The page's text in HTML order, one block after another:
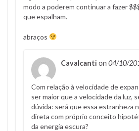
modo a poderem continuar a fazer
que espalham.
abraços
Cavalcanti on 04/10/
Com relação à velocidade de
ser maior que a velocidade da luz,
dúvida: será que essa estranheza
direta com próprio conceito
da energia escura?